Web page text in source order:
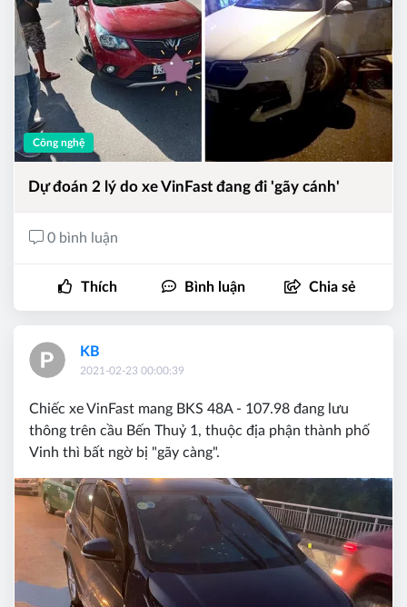
Công nghệ
Dự đoán 2 lý do xe VinFast đang đi 'gãy cánh'
0 bình luận
Thích Bình luận Chia sẻ
KB
2021-02-23 00:00:39
Chiếc xe VinFast mang BKS 48A - 107.98 đang lưu
thông trên cầu Bến Thuỷ 1, thuộc địa phận thành phố
Vinh thì bất ngờ bị "gãy càng".